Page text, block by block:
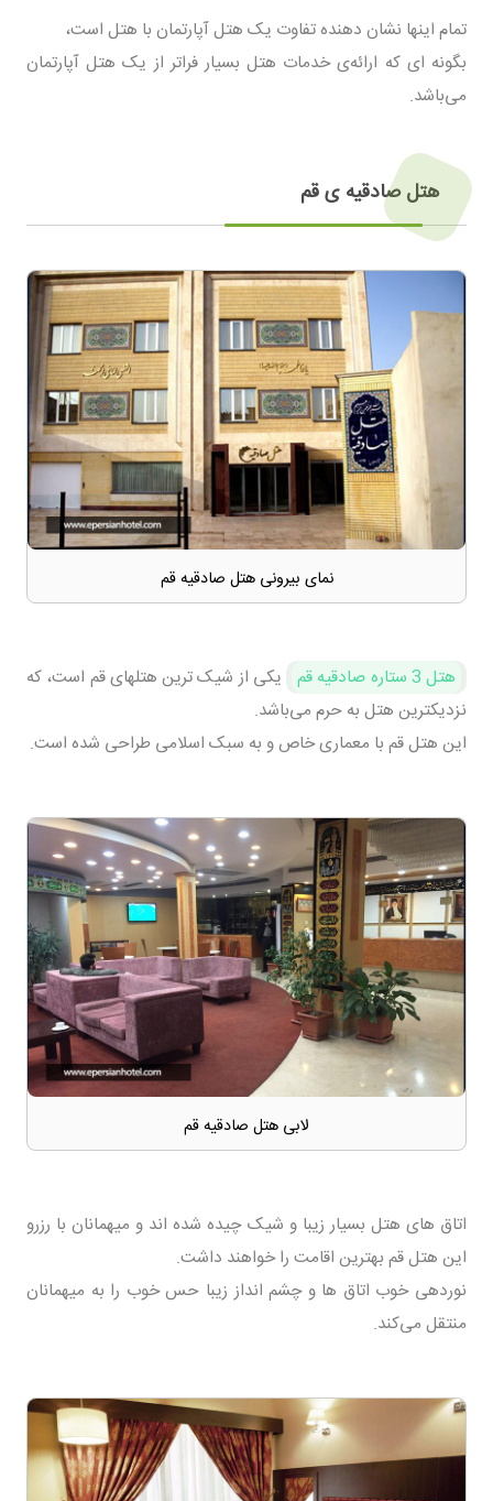
تمام اینها نشان دهنده تفاوت یک هتل آپارتمان با هتل است،
بگونه ای که ارائه‌ی خدمات هتل بسیار فراتر از یک هتل آپارتمان
می‌باشد.
هتل صادقیه ی قم
نمای بیرونی هتل صادقیه قم
هتل 3 ستاره صادقیه قم
یکی از شیک ترین هتلهای قم است، که
نزدیکترین هتل به حرم می‌باشد.
این هتل قم با معماری خاص و به سبک اسلامی طراحی شده است.
لابی هتل صادقیه قم
اتاق های هتل بسیار زیبا و شیک چیده شده اند و میهمانان با رزرو
این هتل قم بهترین اقامت را خواهند داشت.
نوردهی خوب اتاق ها و چشم انداز زیبا حس خوب را به میهمانان
منتقل می‌کند.